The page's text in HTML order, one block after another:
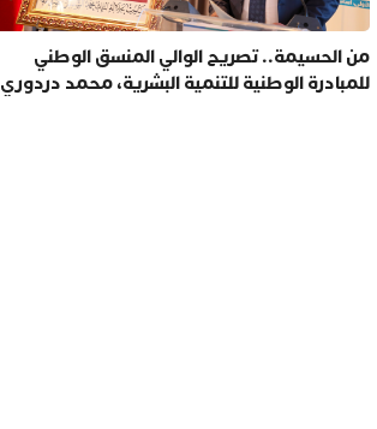
من الحسيمة.. تصريح الوالي المنسق الوطني
للمبادرة الوطنية للتنمية البشرية، محمد دردوري